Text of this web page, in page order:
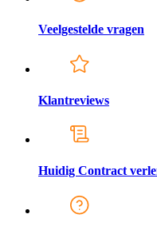
Veelgestelde vragen
Klantreviews
Huidig Contract